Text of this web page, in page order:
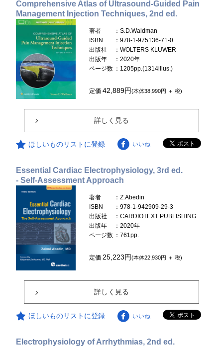
Comprehensive Atlas of Ultrasound-Guided Pain
Management Injection Techniques, 2nd ed.
著者
：S.D.Waldman
ISBN
：978-1-975136-71-0
出版社
：WOLTERS KLUWER
出版年
：2020年
ページ数 ：1205pp.(1314illus.)
定価42,889円(本体38,990円 ＋ 税)
詳しく見る
ほしいものリストに登録 いいね
Essential Cardiac Electrophysiology, 3rd ed.
- Self-Assessment Approach
著者
：Z.Abedin
ISBN
：978-1-942909-29-3
出版社
：CARDIOTEXT PUBLISHING
出版年
：2020年
ページ数 ：761pp.
定価 25,223円(本体22,930円 ＋ 税)
詳しく見る
ほしいものリストに登録 いいね
Electrophysiology of Arrhythmias, 2nd ed.